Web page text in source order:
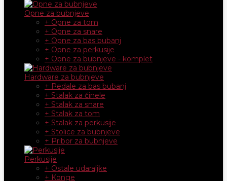
Opne za bubnjeve
+ Opne za tom
+ Opne za snare
+ Opne za bas bubanj
+ Opne za perkusije
+ Opne za bubnjeve - komplet
Hardware za bubnjeve
+ Pedale za bas bubanj
+ Stalak za činele
+ Stalak za snare
+ Stalak za tom
+ Stalak za perkusije
+ Stolice za bubnjeve
+ Pribor za bubnjeve
Perkusije
+ Ostale udaraljke
+ Konge